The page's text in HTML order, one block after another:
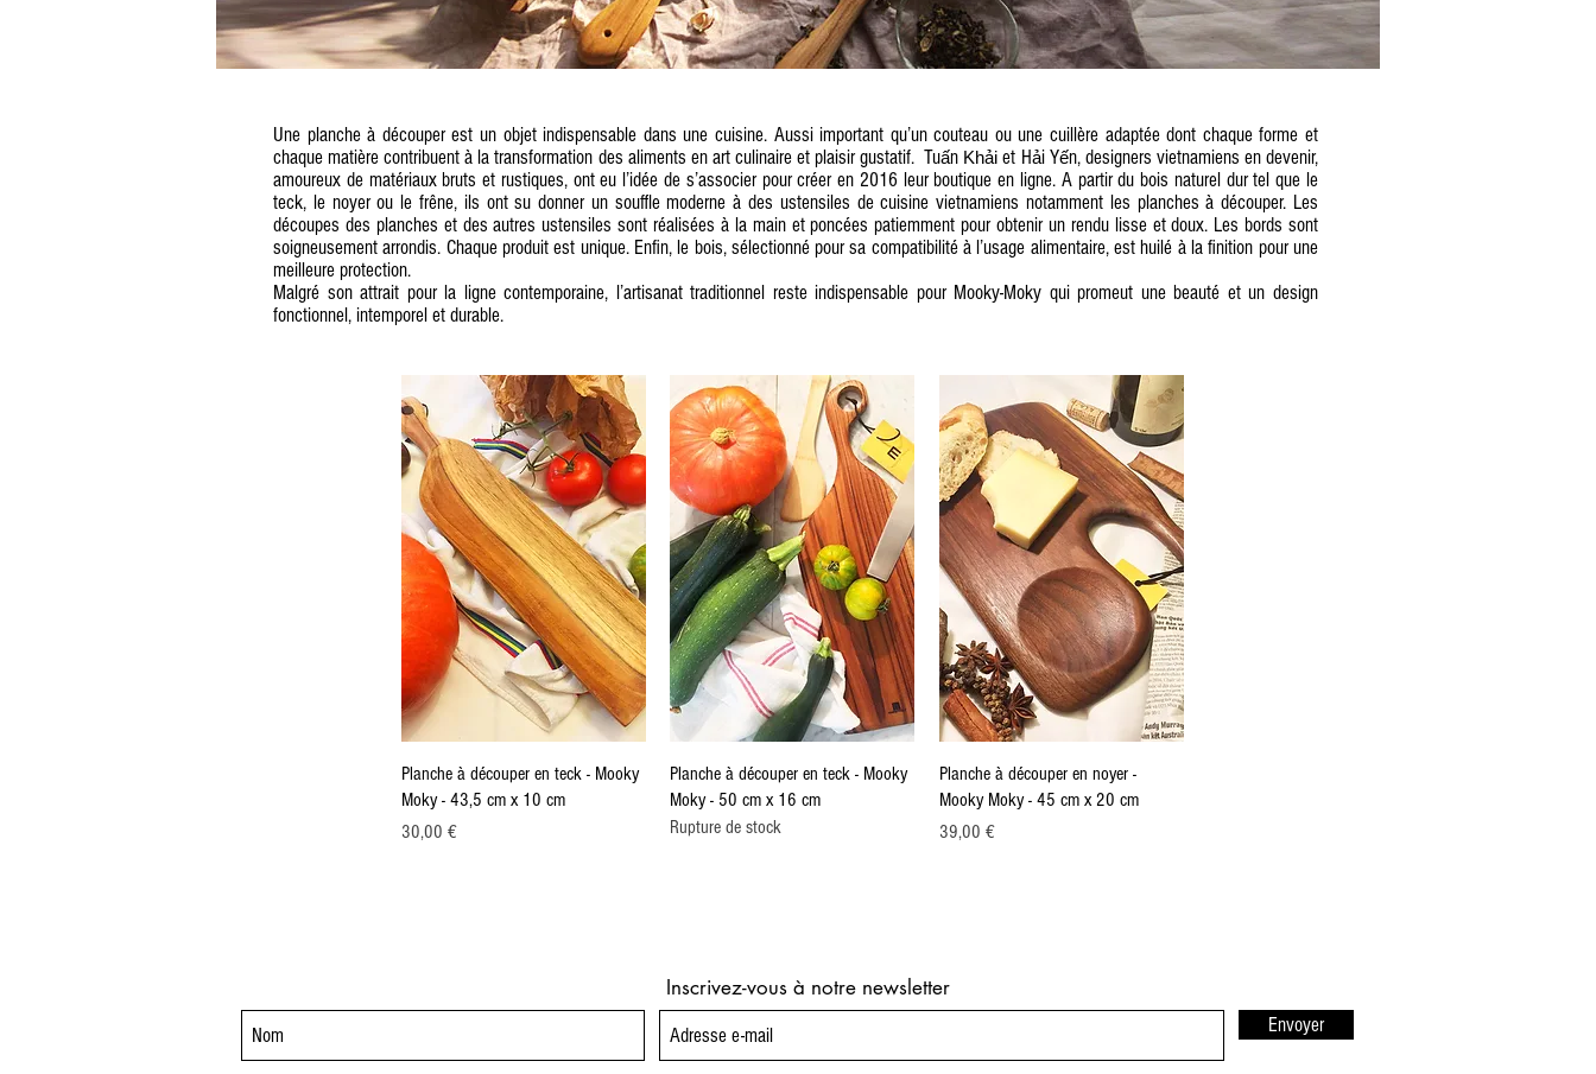
Une planche à découper est un objet indispensable dans une cuisine. Aussi important qu’un couteau ou une cuillère adaptée dont chaque forme et
chaque matière contribuent à la transformation des aliments en art culinaire et plaisir gustatif. Tuấn Khải et Hải Yến, designers vietnamiens en devenir,
amoureux de matériaux bruts et rustiques, ont eu l’idée de s’associer pour créer en 2016 leur boutique en ligne. A partir du bois naturel dur tel que le
teck, le noyer ou le frêne, ils ont su donner un souffle moderne à des ustensiles de cuisine vietnamiens notamment les planches à découper. Les
découpes des planches et des autres ustensiles sont réalisées à la main et poncées patiemment pour obtenir un rendu lisse et doux. Les bords sont
soigneusement arrondis. Chaque produit est unique. Enfin, le bois, sélectionné pour sa compatibilité à l’usage alimentaire, est huilé à la finition pour une
meilleure protection.
Malgré son attrait pour la ligne contemporaine, l’artisanat traditionnel reste indispensable pour Mooky-Moky qui promeut une beauté et un design
fonctionnel, intemporel et durable.
Planche à découper en teck - Mooky
Moky - 43,5 cm x 10 cm
Prix
30,00 €
Planche à découper en teck - Mooky
Moky - 50 cm x 16 cm
Rupture de stock
Planche à découper en noyer -
Mooky Moky - 45 cm x 20 cm
Prix
39,00 €
Inscrivez-vous à notre newsletter
Envoyer